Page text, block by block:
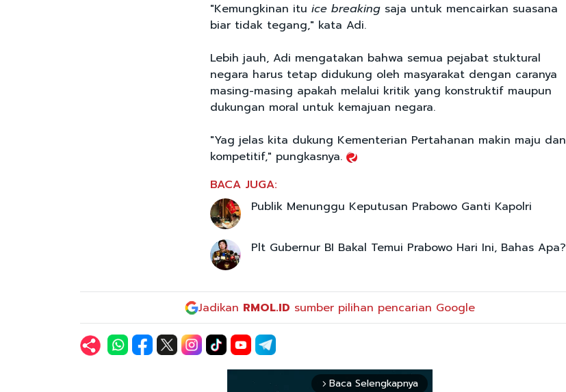
"Kemungkinan itu ice breaking saja untuk mencairkan suasana
biar tidak tegang," kata Adi.
Lebih jauh, Adi mengatakan bahwa semua pejabat stuktural
negara harus tetap didukung oleh masyarakat dengan caranya
masing-masing apakah melalui kritik yang konstruktif maupun
dukungan moral untuk kemajuan negara.
"Yag jelas kita dukung Kementerian Pertahanan makin maju dan
kompetitif," pungkasnya.
BACA JUGA:
Publik Menunggu Keputusan Prabowo Ganti Kapolri
Plt Gubernur BI Bakal Temui Prabowo Hari Ini, Bahas Apa?
Jadikan RMOL.ID sumber pilihan pencarian Google
arrow_forward_ios Baca Selengkapnya